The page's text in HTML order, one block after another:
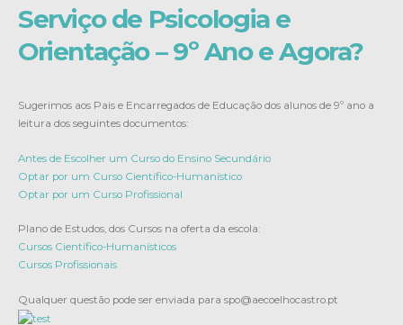
Serviço de Psicologia e
Orientação – 9º Ano e Agora?
Sugerimos aos Pais e Encarregados de Educação dos alunos de 9º ano a
leitura dos seguintes documentos:
Antes de Escolher um Curso do Ensino Secundário
Optar por um Curso Científico-Humanístico
Optar por um Curso Profissional
Plano de Estudos, dos Cursos na oferta da escola:
Cursos Científico-Humanísticos
Cursos Profissionais
Qualquer questão pode ser enviada para spo@aecoelhocastro.pt